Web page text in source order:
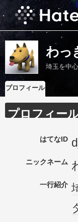
わっ
埼玉を中
プロフィール
プロフィー
はてなID
ニックネーム
一行紹介